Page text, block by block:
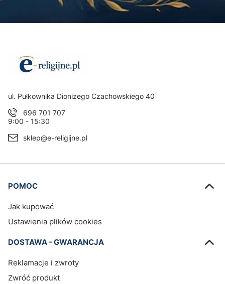
Adres:
ul. Pułkownika Dionizego Czachowskiego 40
696 701 707
9:00 - 15:30
sklep@e-religijne.pl
Linki w stopce
POMOC
Jak kupować
Ustawienia plików cookies
DOSTAWA - GWARANCJA
Reklamacje i zwroty
Zwróć produkt